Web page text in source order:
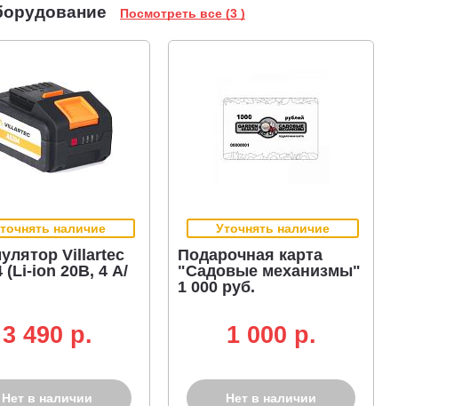
Посмотреть все (3 )
наличие
Villartec
(Li-ion 20В, 4 А/
3 490 p.
Нет в наличии
Уточнять наличие
Подарочная карта
"Садовые механизмы"
1 000 руб.
1 000 p.
Нет в наличии